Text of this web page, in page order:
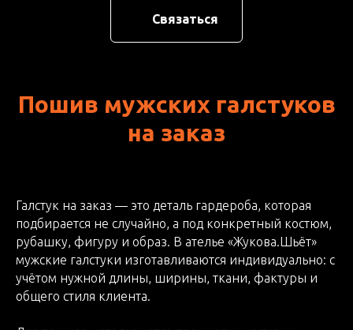
Связаться
Пошив мужских галстуков
на заказ
Галстук на заказ — это деталь гардероба, которая
подбирается не случайно, а под конкретный костюм,
рубашку, фигуру и образ. В ателье «Жукова.Шьёт»
мужские галстуки изготавливаются индивидуально: с
учётом нужной длины, ширины, ткани, фактуры и
общего стиля клиента.